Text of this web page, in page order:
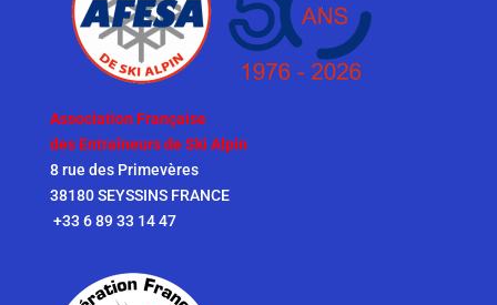
Association Française
des Entraîneurs de Ski Alpin
8 rue des Primevères
38180 SEYSSINS FRANCE
+33 6 89 33 14 47